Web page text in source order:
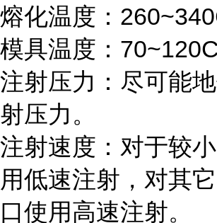
熔化温度：
模具温度：70~120C
注射压力：尽可能
射压力。
注射速度：对于较
用低速注射，对其
口使用高速注射。